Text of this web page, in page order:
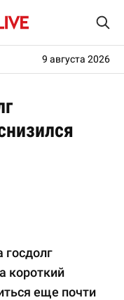
9 августа 2026
короткий
еще почти